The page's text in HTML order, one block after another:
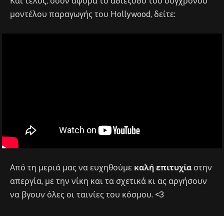
μοντέλου παραγωγής του Hollywood, δείτε:
Από τη μεριά μας να ευχηθούμε καλή επιτυχία στην
απεργία, με την νίκη και τα σχετικά κι ας αργήσουν
να βγουν όλες οι ταινίες του κόσμου. <3